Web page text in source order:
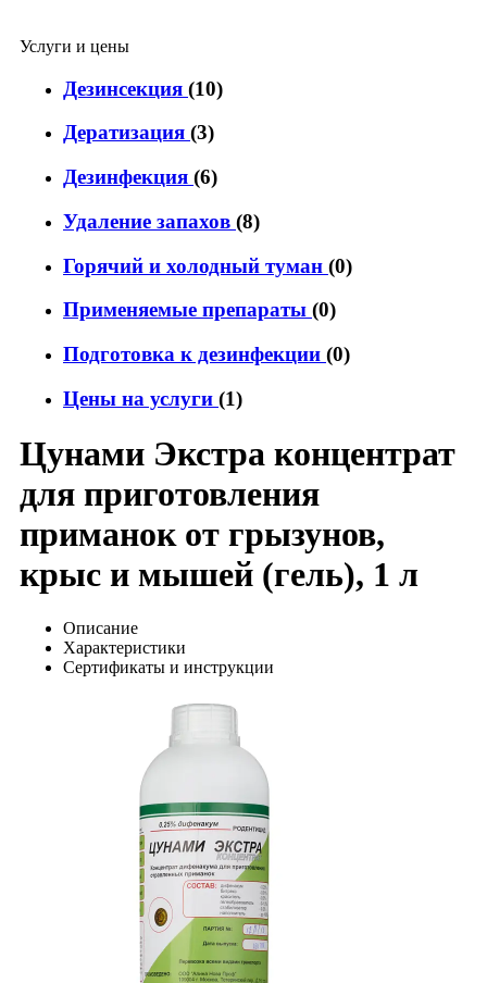
Услуги и цены
Дезинсекция (10)
Дератизация (3)
Дезинфекция (6)
Удаление запахов (8)
Горячий и холодный туман (0)
Применяемые препараты (0)
Подготовка к дезинфекции (0)
Цены на услуги (1)
Цунами Экстра концентрат
для приготовления
приманок от грызунов,
крыс и мышей (гель), 1 л
Описание
Характеристики
Сертификаты и инструкции